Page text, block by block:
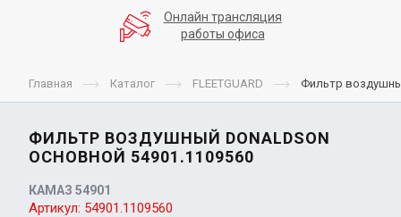
Онлайн трансляция
работы офиса
Главная Каталог FLEETGUARD Фильтр
ФИЛЬТР ВОЗДУШНЫЙ DONALDSON
ОСНОВНОЙ 54901.1109560
КАМАЗ 54901
Артикул: 54901.1109560